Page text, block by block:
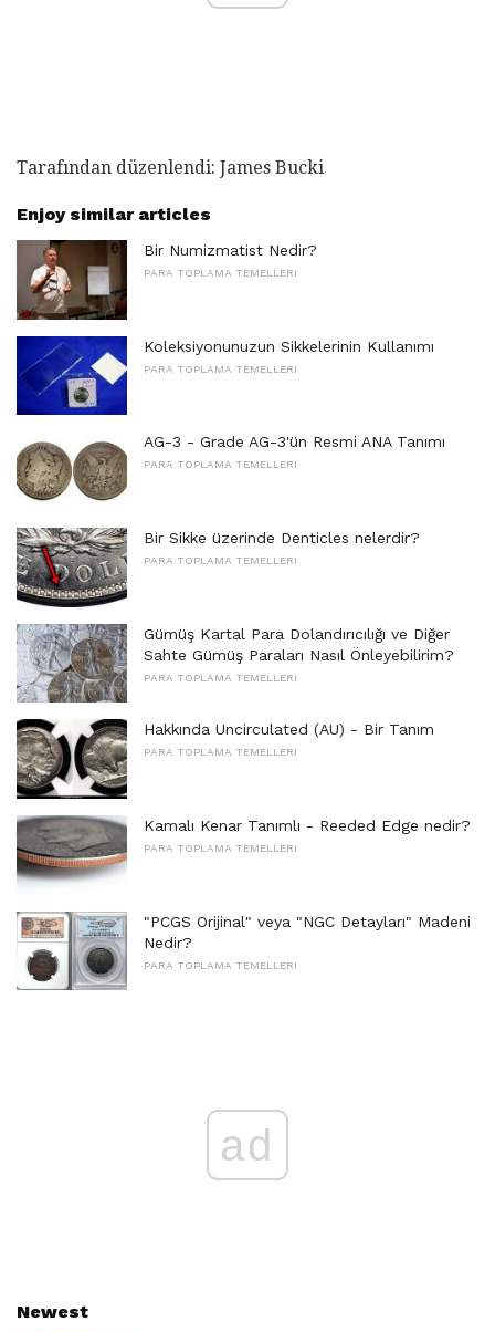
Tarafından düzenlendi: James Bucki
Enjoy similar articles
Bir Numizmatist Nedir?
PARA TOPLAMA TEMELLERI
Koleksiyonunuzun Sikkelerinin Kullanımı
PARA TOPLAMA TEMELLERI
AG-3 - Grade AG-3'ün Resmi ANA Tanımı
PARA TOPLAMA TEMELLERI
Bir Sikke üzerinde Denticles nelerdir?
PARA TOPLAMA TEMELLERI
Gümüş Kartal Para Dolandırıcılığı ve Diğer
Sahte Gümüş Paraları Nasıl Önleyebilirim?
PARA TOPLAMA TEMELLERI
Hakkında Uncirculated (AU) - Bir Tanım
PARA TOPLAMA TEMELLERI
Kamalı Kenar Tanımlı - Reeded Edge nedir?
PARA TOPLAMA TEMELLERI
"PCGS Orijinal" veya "NGC Detayları" Madeni
Nedir?
PARA TOPLAMA TEMELLERI
ad
Newest